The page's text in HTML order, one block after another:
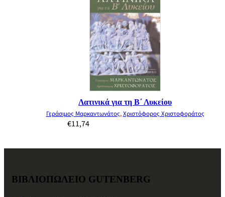
Λατινικά για τη Β΄ Λυκείου
Γεράσιμος Μαρκαντωνάτος,Χριστόφορος Χριστοφοράτος
€11,74
ΒΙΒΛΙΟΠΩΛΕΙΟ GUTENBERG